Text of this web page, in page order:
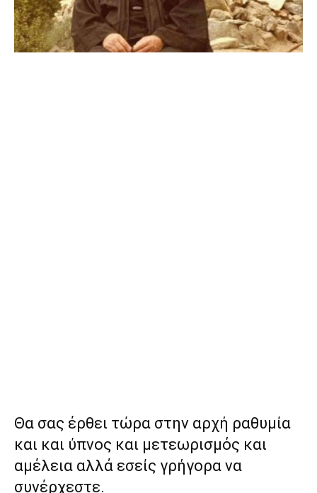
Θα σας έρθει τώρα στην αρχή ραθυμία
και και ύπνος και μετεωρισμός και
αμέλεια αλλά εσείς γρήγορα να
συνέρχεστε.